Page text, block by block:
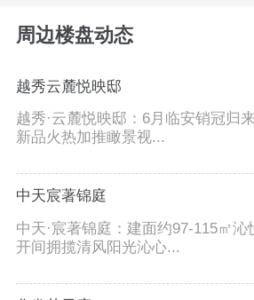
周边楼盘动态
越秀云麓悦映邸
越秀·云麓悦映邸：6月临安销冠归
新品火热加推瞰景视...
中天宸著锦庭
中天·宸著锦庭：建面约97-115㎡
开间拥揽清风阳光沁心...